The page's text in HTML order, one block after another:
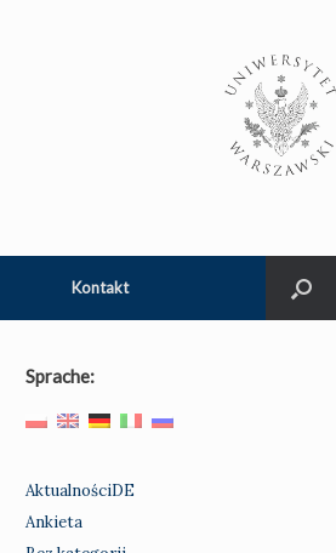
Kontakt
Sprache:
AktualnościDE
Ankieta